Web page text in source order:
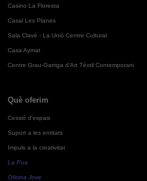
Casino La Floresta
Casal Les Planes
Sala Clavé - La Unió Centre Cultural
Casa Aymat
Centre Grau-Garriga d'Art Tèxtil Contemporani
Què oferim
Cessió d'espais
Suport a les entitats
Impuls a la creativitat
La Pua
Oficina Jove